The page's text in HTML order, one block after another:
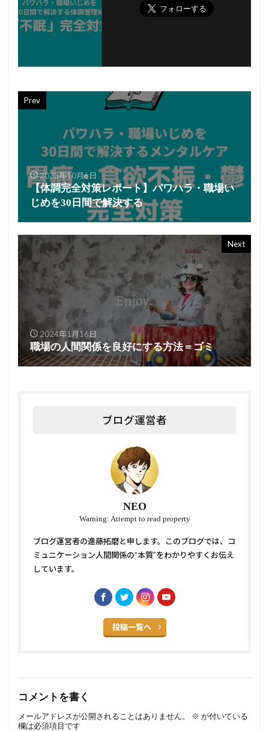
Prev
2023年10月6日
【体調完全対策レポート】パワハラ・職場い
じめを30日間で解決する
Next
2024年1月16日
職場の人間関係を良好にする方法＝ゴミ
ブログ運営者
NEO
Warning: Attempt to read property
ブログ運営者の進藤拓磨と申します。このブログでは、コ
ミュニケーション人間関係の”本質”をわかりやすくお伝え
しています。
投稿一覧へ
コメントを書く
メールアドレスが公開されることはありません。 ※ が付いている
欄は必須項目です